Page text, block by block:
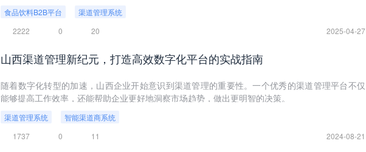
食品饮料B2B平台
渠道管理系统
2222
0 20 2025-04-27
山西渠道管理新纪元，打造高效数字化平台的实战指南
随着数字化转型的加速，山西企业开始意识到渠道管理的重要性。一个优秀的渠道管理平台不仅
能够提高工作效率，还能帮助企业更好地洞察市场趋势，做出更明智的决策。
渠道管理系统
智能渠道商系统
1737
0 11 2024-08-21